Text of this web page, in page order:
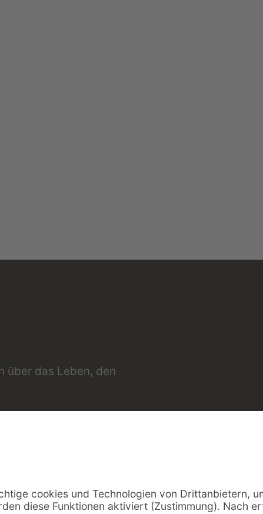
über das Leben, den
Teile die Seite in sozialen Netzwerken